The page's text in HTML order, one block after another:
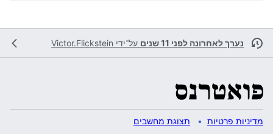
נערך לאחרונה לפני 11 שנים על־ידי Victor.Flickstein
מדיניות פרטיות תצוגת מחשבים